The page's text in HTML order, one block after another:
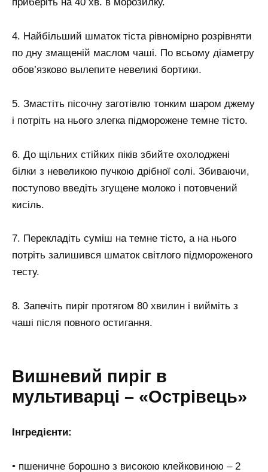
4. Найбільший шматок тіста рівномірно розрівняти
по дну змащеній маслом чаші. По всьому діаметру
обов’язково вылепите невеликі бортики.
5. Змастіть пісочну заготівлю тонким шаром джему
і потріть на нього злегка підморожене темне тісто.
6. До щільних стійких піків збийте охолоджені
білки з невеликою пучкою дрібної солі. Збиваючи,
поступово введіть згущене молоко і потовчений
кисіль.
7. Перекладіть суміш на темне тісто, а на нього
потріть залишився шматок світлого підмороженого
тесту.
8. Запечіть пиріг протягом 80 хвилин і вийміть з
чаші після повного остигання.
Вишневий пиріг в
мультиварці – «Острівець»
Інгредієнти:
• пшеничне борошно з високою клейковиною – 2